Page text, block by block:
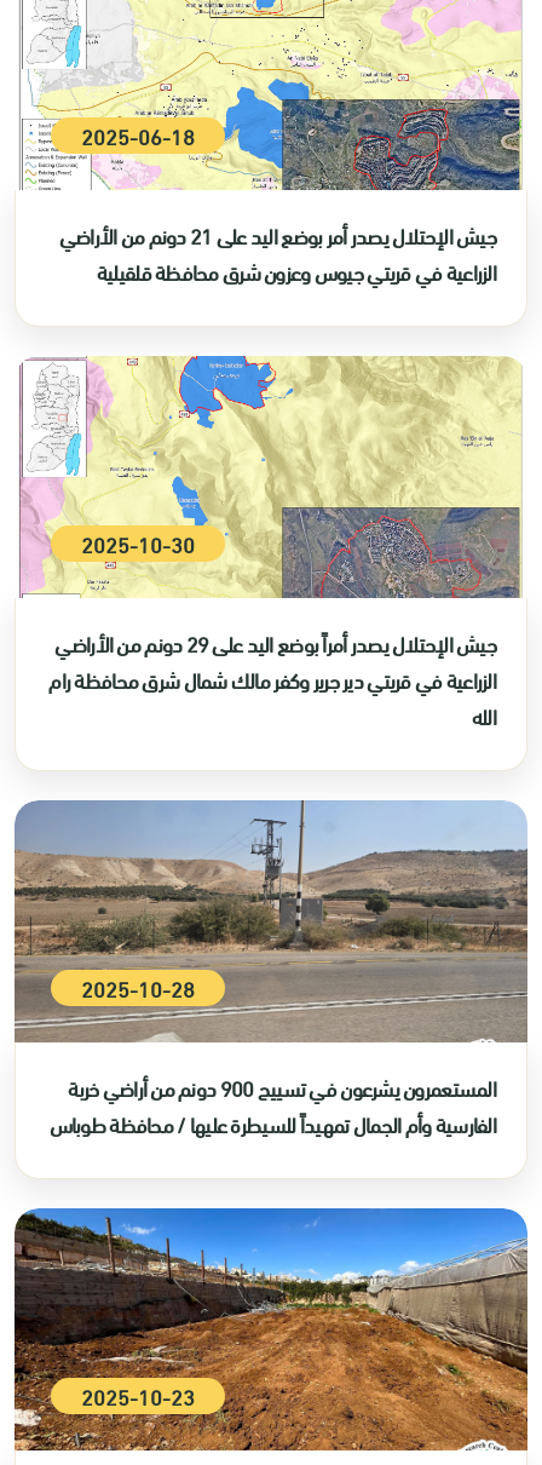
2025-06-18
جيش الإحتلال يصدر أمر بوضع اليد على 21 دونم من الأراضي
الزراعية في قريتي جيوس وعزون شرق محافظة قلقيلية
2025-10-30
جيش الإحتلال يصدر أمراً بوضع اليد على 29 دونم من الأراضي
الزراعية في قريتي دير جرير وكفر مالك شمال شرق محافظة رام
الله
2025-10-28
المستعمرون يشرعون في تسييج 900 دونم من أراضي خربة
الفارسية وأم الجمال تمهيداً للسيطرة عليها / محافظة طوباس
2025-10-23